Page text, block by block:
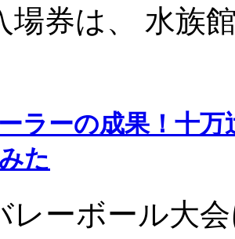
場券は、 水族
ラーの成果！十
た
レーボール大